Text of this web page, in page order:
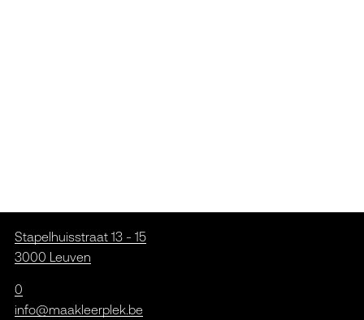
Stapelhuisstraat 13 - 15
3000 Leuven
0
info@maakleerplek.be